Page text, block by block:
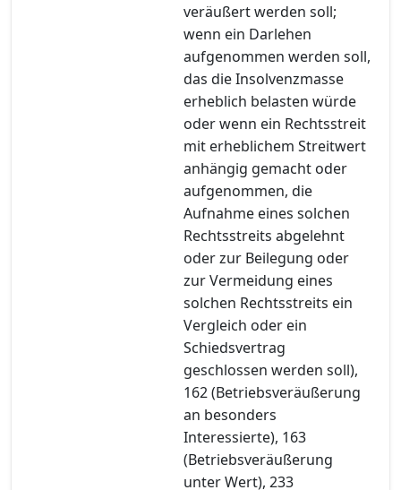
veräußert werden soll;
wenn ein Darlehen
aufgenommen werden soll,
das die Insolvenzmasse
erheblich belasten würde
oder wenn ein Rechtsstreit
mit erheblichem Streitwert
anhängig gemacht oder
aufgenommen, die
Aufnahme eines solchen
Rechtsstreits abgelehnt
oder zur Beilegung oder
zur Vermeidung eines
solchen Rechtsstreits ein
Vergleich oder ein
Schiedsvertrag
geschlossen werden soll),
162 (Betriebsveräußerung
an besonders
Interessierte), 163
(Betriebsveräußerung
unter Wert), 233